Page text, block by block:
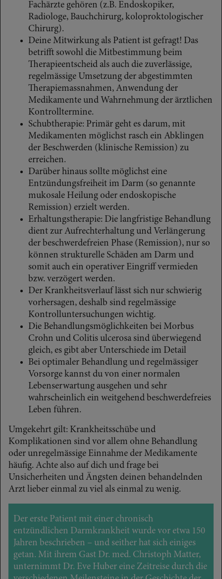
Fachärzte gehören (z.B. Endoskopiker,
Radiologe, Bauchchirurg, koloproktologischer
Chirurg).
Deine Mitwirkung als Patient ist gefragt! Das
betrifft sowohl die Mitbestimmung beim
Therapieentscheid als auch die zuverlässige,
regelmässige Umsetzung der abgestimmten
Therapiemassnahmen, Anwendung der
Medikamente und Wahrnehmung der ärztlichen
Kontrolltermine.
Schubtherapie: Primär geht es darum, mit
Medikamenten möglichst rasch ein Abklingen
der Beschwerden (klinische Remission) zu
erreichen.
Darüber hinaus sollte möglichst eine
Entzündungsfreiheit im Darm (so genannte
mukosale Heilung oder endoskopische
Remission) erzielt werden.
Erhaltungstherapie: Die langfristige Behandlung
dient zur Aufrechterhaltung und Verlängerung
der beschwerdefreien Phase (Remission), nur so
können strukturelle Schäden am Darm und
somit auch ein operativer Eingriff vermieden
bzw. verzögert werden.
Der Krankheitsverlauf lässt sich nur schwierig
vorhersagen, deshalb sind regelmässige
Kontrolluntersuchungen wichtig.
Die Behandlungsmöglichkeiten bei Morbus
Crohn und Colitis ulcerosa sind überwiegend
gleich, es gibt aber Unterschiede im Detail
Bei optimaler Behandlung und regelmässiger
Vorsorge kannst du von einer normalen
Lebenserwartung ausgehen und sehr
wahrscheinlich ein weitgehend beschwerdefreies
Leben führen.
Umgekehrt gilt: Krankheitsschübe und
Komplikationen sind vor allem ohne Behandlung
oder unregelmässige Einnahme der Medikamente
häufig. Achte also auf dich und frage bei
Unsicherheiten und Ängsten deinen behandelnden
Arzt lieber einmal zu viel als einmal zu wenig.
Der erste Patient mit einer chronisch
entzündlichen Darmkrankheit wurde vor etwa 150
Jahren beschrieben – und seither hat sich einiges
getan. Mit ihrem Gast Dr. med. Christoph Matter,
unternimmt Dr. Eve Huber eine Zeitreise durch die